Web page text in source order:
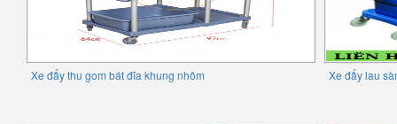
Xe đẩy thu gom bát đĩa khung nhôm Xe đẩy lau